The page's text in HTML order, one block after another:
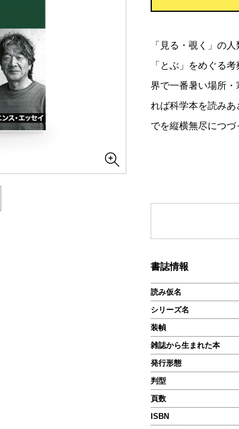
「見る・覗く」の
「とぶ」をめぐる
界で一番暑い場所
れば科学本を読みあ
でを縦横無尽につづ
書誌情報
読み仮名
シリーズ名
装幀
雑誌から生まれた本
発行形態
判型
頁数
ISBN